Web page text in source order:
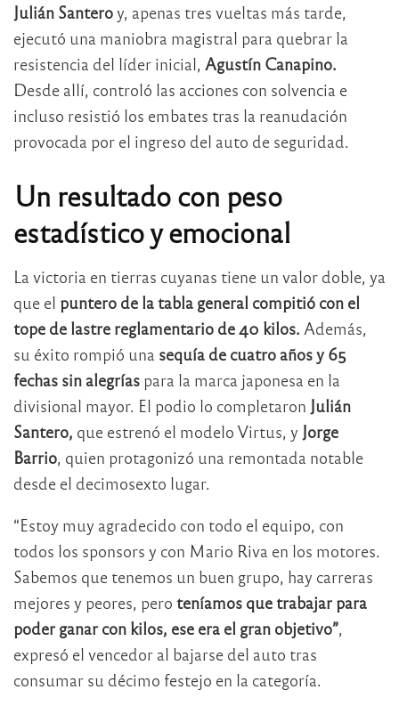
Julián Santeroy, apenas tres vueltas más tarde,
ejecutó una maniobra magistral para quebrar la
resistencia del líder inicial, Agustín Canapino.
Desde allí, controló las acciones con solvencia e
incluso resistió los embates tras la reanudación
provocada por el ingreso del auto de seguridad.
Un resultado con peso
estadístico y emocional
La victoria en tierras cuyanas tiene un valor doble, ya
que el puntero de la tabla general compitió con el
tope de lastre reglamentario de 40 kilos. Además,
su éxito rompió una sequía de cuatro años y 65
fechas sin alegrías para la marca japonesa en la
divisional mayor. El podio lo completaron Julián
Santero, que estrenó el modelo Virtus, y Jorge
Barrio, quien protagonizó una remontada notable
desde el decimosexto lugar.
“Estoy muy agradecido con todo el equipo, con
todos los sponsors y con Mario Riva en los motores.
Sabemos que tenemos un buen grupo, hay carreras
mejores y peores, pero teníamos que trabajar para
poder ganar con kilos, ese era el gran objetivo”,
expresó el vencedor al bajarse del auto tras
consumar su décimo festejo en la categoría.